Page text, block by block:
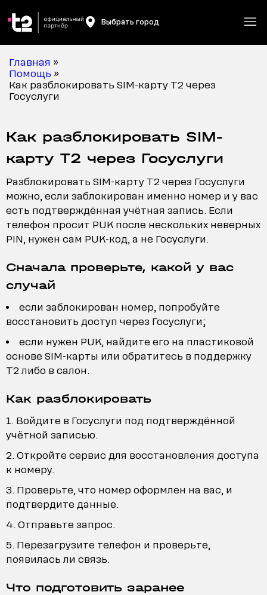
Выбрать город
Главная »
Помощь »
Как разблокировать SIM-карту T2 через
Госуслуги
Как разблокировать SIM-
карту T2 через Госуслуги
Разблокировать SIM-карту T2 через Госуслуги
можно, если заблокирован именно номер и у вас
есть подтверждённая учётная запись. Если
телефон просит PUK после нескольких неверных
PIN, нужен сам PUK-код, а не Госуслуги.
Сначала проверьте, какой у вас
случай
если заблокирован номер, попробуйте
восстановить доступ через Госуслуги;
если нужен PUK, найдите его на пластиковой
основе SIM-карты или обратитесь в поддержку
T2 либо в салон.
Как разблокировать
Войдите в Госуслуги под подтверждённой
учётной записью.
Откройте сервис для восстановления доступа
к номеру.
Проверьте, что номер оформлен на вас, и
подтвердите данные.
Отправьте запрос.
Перезагрузите телефон и проверьте,
появилась ли связь.
Что подготовить заранее